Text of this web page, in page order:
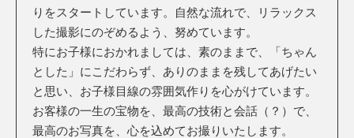
りをスタートしています。自然な流れで、リラックス
した撮影にのぞめるよう、努めています。
特にお子様におかれましては、素のままで、「ちゃん
とした」にこだわらず、ありのままを残してあげたい
と思い、お子様目線の雰囲気作りを心がけています。
お客様の一生の宝物を、最高の技術と会話（？）で、
最高のお写真を、心を込めてお撮りいたします。